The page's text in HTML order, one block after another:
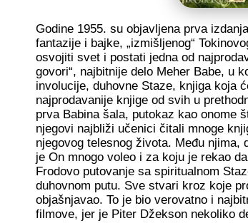
Godine 1955. su objavljena prva
fantazije i bajke, „izmišljenog“
osvojiti svet i postati jedna od
govori“, najbitnije delo Meher Babe, u
involucije, duhovne Staze, knjiga koja
najprodavanije knjige od svih u
prva Babina šala, putokaz kao onome
njegovi najbliži učenici čitali mnoge
njegovog telesnog života. Među njima,
je On mnogo voleo i za koju je rekao
Frodovo putovanje sa spiritualnom
duhovnom putu. Sve stvari kroz koje
objašnjavao. To je bio verovatno i
filmove, jer je Piter Džekson nekoliko